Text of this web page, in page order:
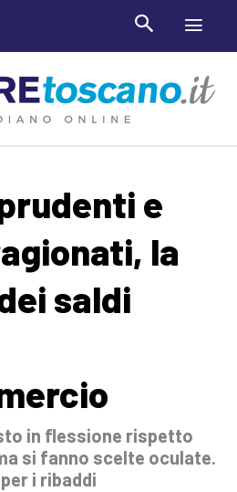
e
la
saldi
in flessione rispetto
si fanno scelte oculate.
i ribaddi